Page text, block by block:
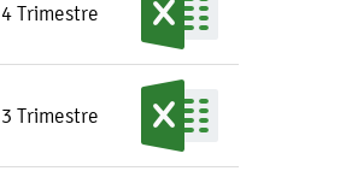
4 Trimestre
3 Trimestre